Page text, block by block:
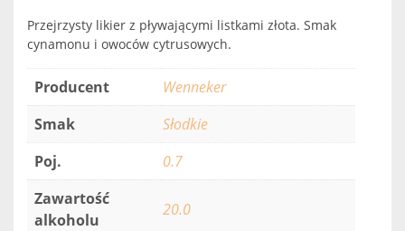
Przejrzysty likier z pływającymi listkami złota. Smak
cynamonu i owoców cytrusowych.
Producent
Wenneker
Smak
Słodkie
Poj.
0.7
Zawartość
alkoholu
20.0